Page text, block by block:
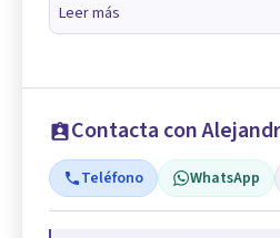
Leer más
Contacta con
Teléfono WhatsApp